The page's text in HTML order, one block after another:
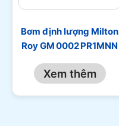
Bơm định lượng Milton
Roy GM 0002 PR1MNN
Xem thêm